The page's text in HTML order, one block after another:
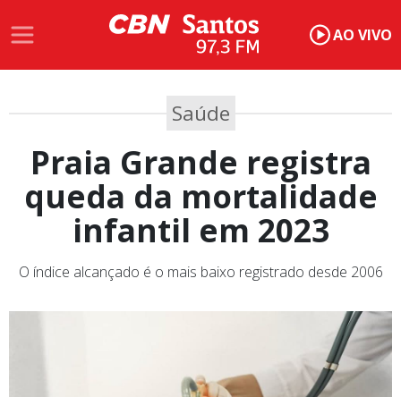
AO VIVO
Saúde
Praia Grande registra
queda da mortalidade
infantil em 2023
O índice alcançado é o mais baixo registrado desde 2006